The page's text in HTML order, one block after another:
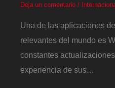
Deja un comentario /
Una de las aplicaciones
relevantes del mundo es
constantes
experiencia de sus…